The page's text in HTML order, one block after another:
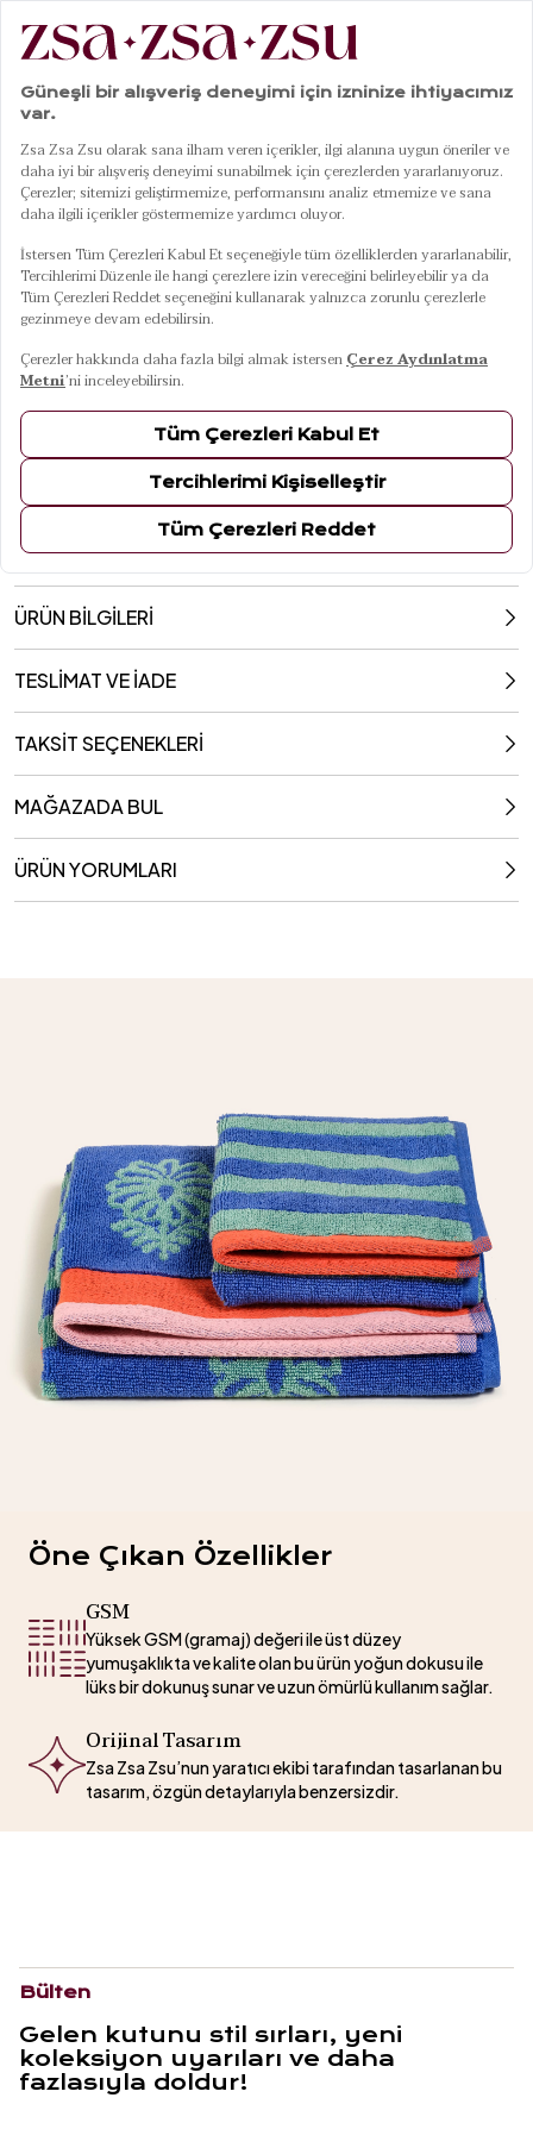
Anasayfa|Banyo Havlu|Yüz Havlusu| Ornaz Mavi Yüz Havlusu 50x90 Cm
Ornaz Mavi Yüz Havlusu 50x90 Cm
10 Ağustos Pazartesi Kargoda
Renkler MAVİ
Ebat / Kapasite
50x90 Cm
ÜRÜN BİLGİLERİ
TESLİMAT VE İADE
TAKSİT SEÇENEKLERİ
MAĞAZADA BUL
ÜRÜN YORUMLARI
Öne Çıkan Özellikler
GSM
Yüksek GSM (gramaj) değeri ile üst düzey
yumuşaklıkta ve kalite olan bu ürün yoğun dokusu ile
lüks bir dokunuş sunar ve uzun ömürlü kullanım sağlar.
Orijinal Tasarım
Zsa Zsa Zsu’nun yaratıcı ekibi tarafından tasarlanan bu
tasarım, özgün detaylarıyla benzersizdir.
Bülten
Gelen kutunu stil sırları, yeni
koleksiyon uyarıları ve daha
fazlasıyla doldur!